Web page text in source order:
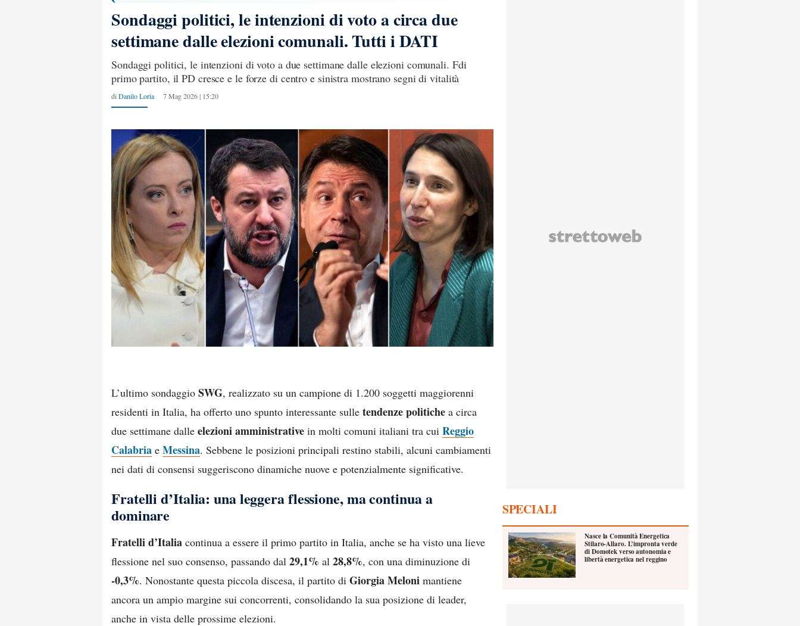
Sondaggi politici, le intenzioni di voto a circa due
settimane dalle elezioni comunali. Tutti i DATI
Sondaggi politici, le intenzioni di voto a due settimane dalle elezioni comunali. Fdi
primo partito, il PD cresce e le forze di centro e sinistra mostrano segni di vitalità
di Danilo Loria 7 Mag 2026 | 15:20
L’ultimo sondaggio SWG, realizzato su un campione di 1.200 soggetti maggiorenni
residenti in Italia, ha offerto uno spunto interessante sulle tendenze politiche a circa
due settimane dalle elezioni amministrative in molti comuni italiani tra cui Reggio
Calabria e Messina. Sebbene le posizioni principali restino stabili, alcuni cambiamenti
nei dati di consensi suggeriscono dinamiche nuove e potenzialmente significative.
Fratelli d’Italia: una leggera flessione, ma continua a
dominare
Fratelli d’Italia continua a essere il primo partito in Italia, anche se ha visto una lieve
flessione nel suo consenso, passando dal 29,1% al 28,8%, con una diminuzione di
-0,3%. Nonostante questa piccola discesa, il partito di Giorgia Meloni mantiene
ancora un ampio margine sui concorrenti, consolidando la sua posizione di leader,
anche in vista delle prossime elezioni.
SPECIALI
Nasce la Comunità Energetica
Stilaro-Allaro. L’impronta verde
di Domotek verso autonomia e
libertà energetica nel reggino